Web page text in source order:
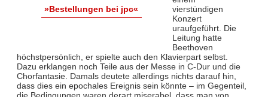
»Bestellungen bei jpc«
vierstündigen
Konzert
uraufgeführt. Die
Leitung hatte
Beethoven
höchstpersönlich, er spielte auch den Klavierpart selbst.
Dazu erklangen noch Teile aus der Messe in C-Dur und die
Chorfantasie. Damals deutete allerdings nichts darauf hin,
dass dies ein epochales Ereignis sein könnte – im Gegenteil,